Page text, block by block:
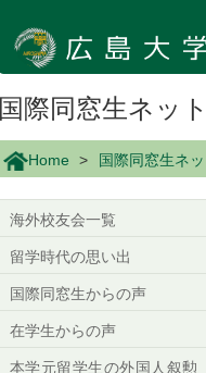
国際同窓生ネッ
Home 国際同窓生ネ
海外校友会一覧
留学時代の思い出
国際同窓生からの声
在学生からの声
本学元留学生の外国人叙勲